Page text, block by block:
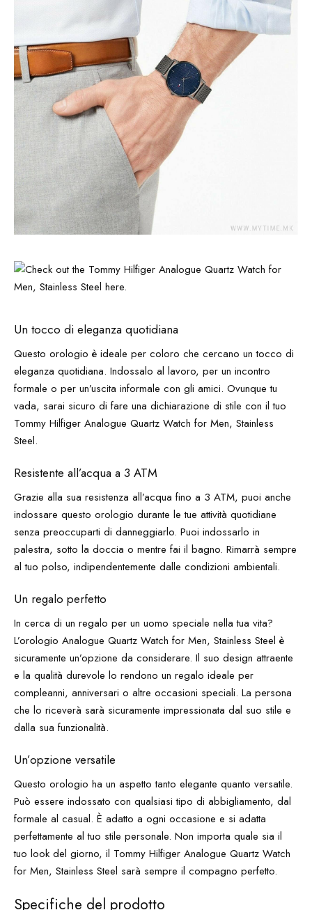
Un tocco di eleganza quotidiana
Questo orologio è ideale per coloro che cercano un tocco di
eleganza quotidiana. Indossalo al lavoro, per un incontro
formale o per un’uscita informale con gli amici. Ovunque tu
vada, sarai sicuro di fare una dichiarazione di stile con il tuo
Tommy Hilfiger Analogue Quartz Watch for Men, Stainless
Steel.
Resistente all’acqua a 3 ATM
Grazie alla sua resistenza all’acqua fino a 3 ATM, puoi anche
indossare questo orologio durante le tue attività quotidiane
senza preoccuparti di danneggiarlo. Puoi indossarlo in
palestra, sotto la doccia o mentre fai il bagno. Rimarrà sempre
al tuo polso, indipendentemente dalle condizioni ambientali.
Un regalo perfetto
In cerca di un regalo per un uomo speciale nella tua vita?
L’orologio Analogue Quartz Watch for Men, Stainless Steel è
sicuramente un’opzione da considerare. Il suo design attraente
e la qualità durevole lo rendono un regalo ideale per
compleanni, anniversari o altre occasioni speciali. La persona
che lo riceverà sarà sicuramente impressionata dal suo stile e
dalla sua funzionalità.
Un’opzione versatile
Questo orologio ha un aspetto tanto elegante quanto versatile.
Può essere indossato con qualsiasi tipo di abbigliamento, dal
formale al casual. È adatto a ogni occasione e si adatta
perfettamente al tuo stile personale. Non importa quale sia il
tuo look del giorno, il Tommy Hilfiger Analogue Quartz Watch
for Men, Stainless Steel sarà sempre il compagno perfetto.
Specifiche del prodotto